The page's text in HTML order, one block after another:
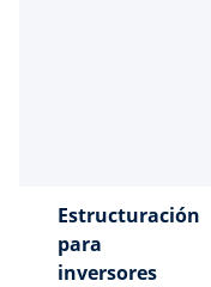
Estructuración
para
inversores